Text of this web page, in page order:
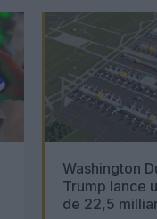
Washington
Trump lance
de 22,5